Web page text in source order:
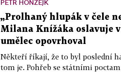
PETR HONZEJK
„Prolhaný hlupák v čele
Milana Knížáka oslavuje
umělec opovrhoval
Někteří říkají, že to byl poslední
tom je. Pohřeb se státními